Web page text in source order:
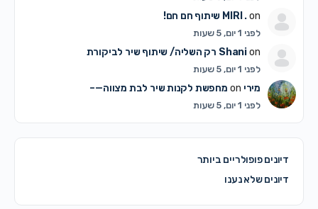
MIRI .on שיתוף חם חם!
לפני 1 יום, 5 שעות
Shanion רק השליה/ שיתוף שיר לביקורת
לפני 1 יום, 5 שעות
מיריon מחפשת לקנות שיר לבת מצווה—–
לפני 1 יום, 5 שעות
דיונים פופולריים ביותר
דיונים שלא נענו